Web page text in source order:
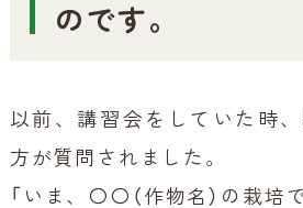
のです。
以前、講習会をしていた時
方が質問されました。
「いま、〇〇（作物名）の栽